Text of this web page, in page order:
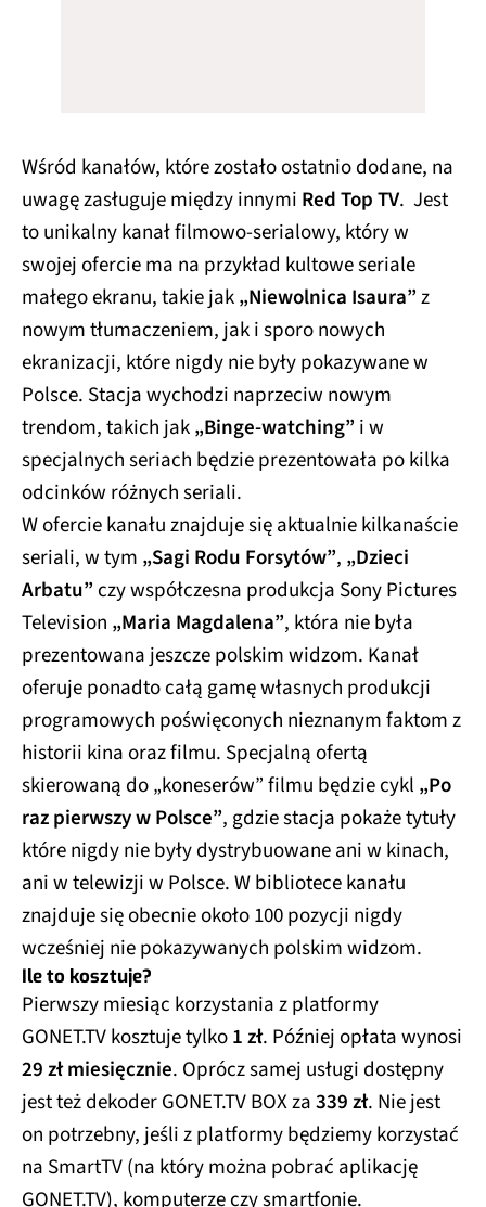
Wśród kanałów, które zostało ostatnio dodane, na
uwagę zasługuje między innymi Red Top TV. Jest
to unikalny kanał filmowo-serialowy, który w
swojej ofercie ma na przykład kultowe seriale
małego ekranu, takie jak„Niewolnica Isaura”z
nowym tłumaczeniem, jak i sporo nowych
ekranizacji, które nigdy nie były pokazywane w
Polsce. Stacja wychodzi naprzeciw nowym
trendom, takich jak„Binge-watching” i w
specjalnych seriach będzie prezentowała po kilka
odcinków różnych seriali.
W ofercie kanału znajduje się aktualnie kilkanaście
seriali, w tym „Sagi Rodu Forsytów”, „Dzieci
Arbatu”czy współczesna produkcja Sony Pictures
Television „Maria Magdalena”, która nie była
prezentowana jeszcze polskim widzom. Kanał
oferuje ponadto całą gamę własnych produkcji
programowych poświęconych nieznanym faktom z
historii kina oraz filmu. Specjalną ofertą
skierowaną do „koneserów” filmu będzie cykl „Po
raz pierwszy w Polsce”, gdzie stacja pokaże tytuły
które nigdy nie były dystrybuowane ani w kinach,
ani w telewizji w Polsce. W bibliotece kanału
znajduje się obecnie około 100 pozycji nigdy
wcześniej nie pokazywanych polskim widzom.
Ile to kosztuje?
Pierwszy miesiąc korzystania z platformy
GONET.TV kosztuje tylko1 zł. Później opłata wynosi
29 zł miesięcznie. Oprócz samej usługi dostępny
jest też dekoder GONET.TV BOX za339 zł. Nie jest
on potrzebny, jeśli z platformy będziemy korzystać
na SmartTV (na który można pobrać aplikację
GONET.TV), komputerze czy smartfonie.